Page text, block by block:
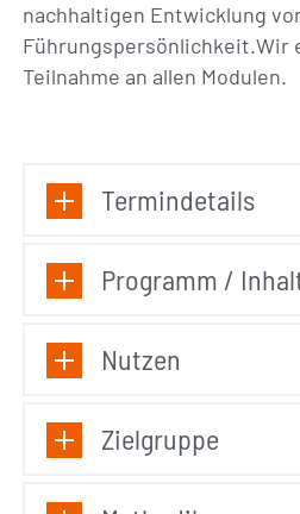
nachhaltigen Entwicklung
Führungspersönlichkeit.Wir
Teilnahme an allen Modulen.
Termindetails
Programm /
Nutzen
Zielgruppe